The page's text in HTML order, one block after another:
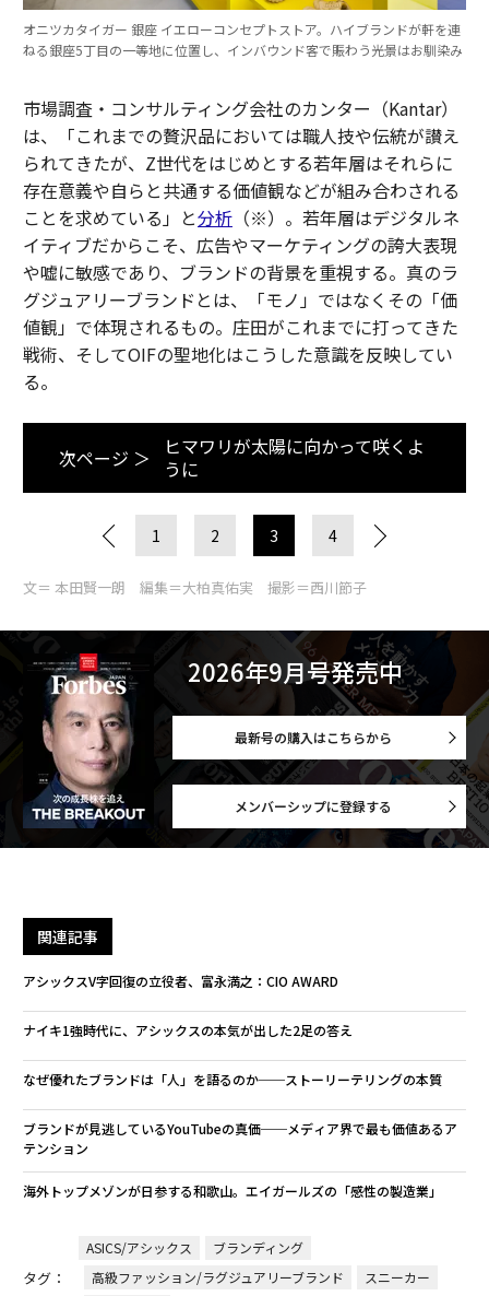
オニツカタイガー 銀座 イエローコンセプトストア。ハイブランドが軒を連
ねる銀座5丁目の一等地に位置し、インバウンド客で賑わう光景はお馴染み
市場調査・コンサルティング会社のカンター（Kantar）
は、「これまでの贅沢品においては職人技や伝統が讃え
られてきたが、Z世代をはじめとする若年層はそれらに
存在意義や自らと共通する価値観などが組み合わされる
ことを求めている」と分析（※）。若年層はデジタルネ
イティブだからこそ、広告やマーケティングの誇大表現
や嘘に敏感であり、ブランドの背景を重視する。真のラ
グジュアリーブランドとは、「モノ」ではなくその「価
値観」で体現されるもの。庄田がこれまでに打ってきた
戦術、そしてOIFの聖地化はこうした意識を反映してい
る。
次ページ ＞
ヒマワリが太陽に向かって咲くよ
うに
1 2 3 4
文＝ 本田賢一朗 編集＝大柏真佑実 撮影＝西川節子
2026年9月号発売中
最新号の購入はこちらから
メンバーシップに登録する
関連記事
アシックスV字回復の立役者、富永満之：CIO AWARD
ナイキ1強時代に、アシックスの本気が出した2足の答え
なぜ優れたブランドは「人」を語るのか──ストーリーテリングの本質
ブランドが見逃しているYouTubeの真価──メディア界で最も価値あるア
テンション
海外トップメゾンが日参する和歌山。エイガールズの「感性の製造業」
タグ：
ASICS/アシックス
ブランディング
高級ファッション/ラグジュアリーブランド
スニーカー